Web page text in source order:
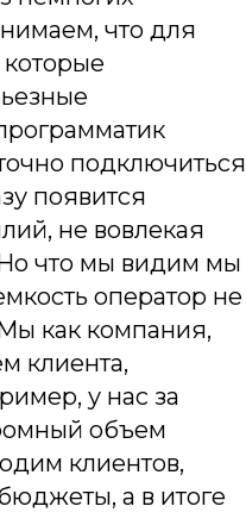
что для
подключиться
появится
не вовлекая
что мы видим мы
оператор не
как компания,
клиента,
у нас за
объем
клиентов,
а в итоге